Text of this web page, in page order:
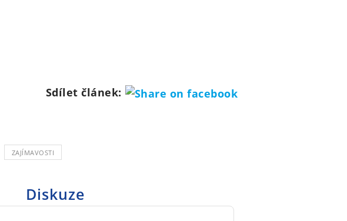
Sdílet článek:
ZAJÍMAVOSTI
Diskuze